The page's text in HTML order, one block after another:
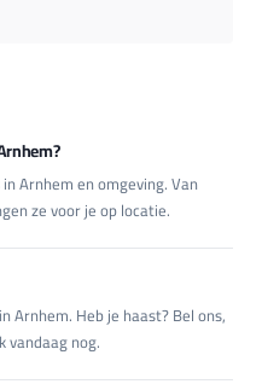
Arnhem en omgeving. Van
ze voor je op locatie.
Arnhem. Heb je haast? Bel ons,
vandaag nog.